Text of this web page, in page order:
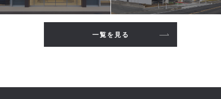
一覧を見る